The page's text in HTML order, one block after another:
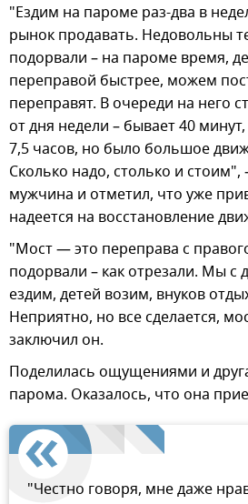
"Ездим на пароме раз-два в
рынок продавать. Недовольны
подорвали – на пароме время,
переправой быстрее, можем
переправят. В очереди на него
от дня недели – бывает 40
7,5 часов, но было большое
Сколько надо, столько и стоим",
мужчина и отметил, что уже
надеется на восстановление
"Мост — это переправа с
подорвали – как отрезали. Мы с
ездим, детей возим, внуков
Неприятно, но все сделается,
заключил он.
Поделилась ощущениями и
парома. Оказалось, что она
"Честно говоря, мне даже